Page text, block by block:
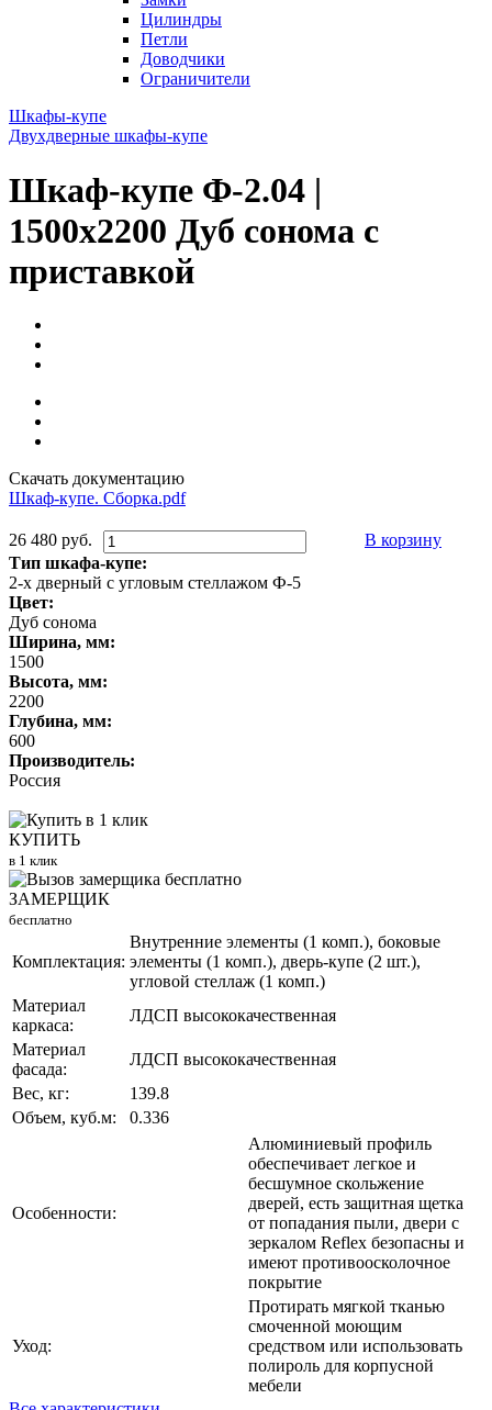
Цилиндры
Петли
Доводчики
Ограничители
Шкафы-купе
Двухдверные шкафы-купе
Шкаф-купе Ф-2.04 |
1500x2200 Дуб сонома с
приставкой
Скачать документацию
Шкаф-купе. Сборка.pdf
26 480 руб.
В корзину
Тип шкафа-купе:
2-х дверный с угловым стеллажом Ф-5
Цвет:
Дуб сонома
Ширина, мм:
1500
Высота, мм:
2200
Глубина, мм:
600
Производитель:
Россия
КУПИТЬ
в 1 клик
ЗАМЕРЩИК
бесплатно
Комплектация:
Внутренние элементы (1 комп.), боковые
элементы (1 комп.), дверь-купе (2 шт.),
угловой стеллаж (1 комп.)
Материал
каркаса:
ЛДСП высококачественная
Материал
фасада:
ЛДСП высококачественная
Вес, кг:
139.8
Объем, куб.м:
0.336
Особенности:
Алюминиевый профиль
обеспечивает легкое и
бесшумное скольжение
дверей, есть защитная щетка
от попадания пыли, двери с
зеркалом Reflex безопасны и
имеют противоосколочное
покрытие
Уход:
Протирать мягкой тканью
смоченной моющим
средством или использовать
полироль для корпусной
мебели